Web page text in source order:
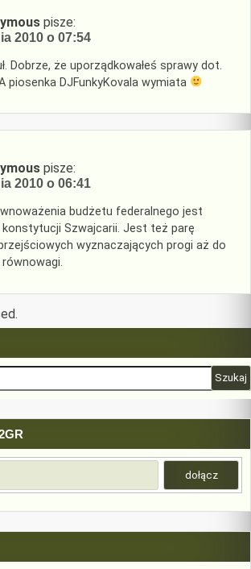
pisze:
2010 o 07:54
Dobrze, że uporządkowałeś sprawy dot.
piosenka DJFunkyKovala wymiata
pisze:
2010 o 06:41
budżetu federalnego jest
konstytucji Szwajcarii. Jest też parę
wyznaczających progi aż do